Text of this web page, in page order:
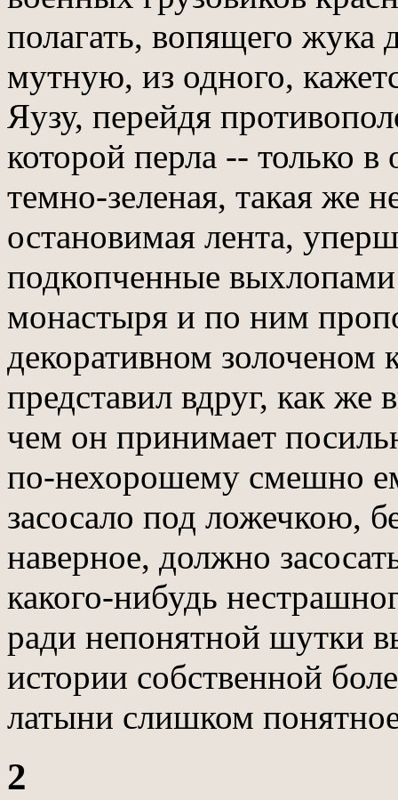
полагать, вопящего
мутную, из одного,
Яузу, перейдя
которой перла -- только
темно-зеленая, такая же
остановимая лента,
подкопченные
монастыря и по ним
декоративном золоченом
представил вдруг, как же
чем он принимает
по-нехорошему смешно
засосало под ложечкою,
наверное, должно
какого-нибудь
ради непонятной шутки
истории собственной
латыни слишком
2